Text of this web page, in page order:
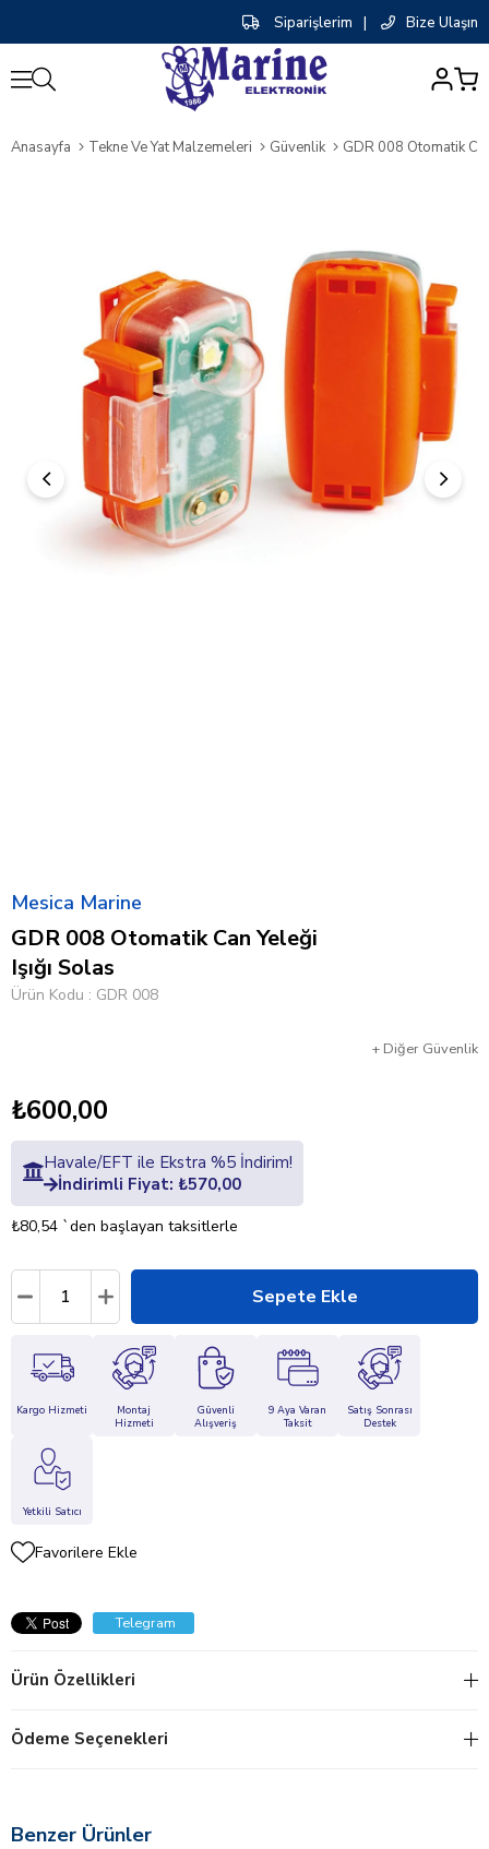
Siparişlerim | Bize Ulaşın
Anasayfa Tekne Ve Yat Malzemeleri Güvenlik GDR 008 Otomatik
Mesica Marine
GDR 008 Otomatik Can Yeleği
Işığı Solas
Ürün Kodu GDR 008
+ Diğer Güvenlik
₺600,00
Havale/EFT ile Ekstra %5 İndirim!
İndirimli Fiyat: ₺570,00
₺80,54 `den başlayan taksitlerle
Kargo Hizmeti
Montaj
Hizmeti
Güvenli
Alışveriş
9 Aya Varan
Taksit
Satış Sonrası
Destek
Yetkili Satıcı
Favorilere Ekle
Telegram
Ürün Özellikleri
Ödeme Seçenekleri
Benzer Ürünler